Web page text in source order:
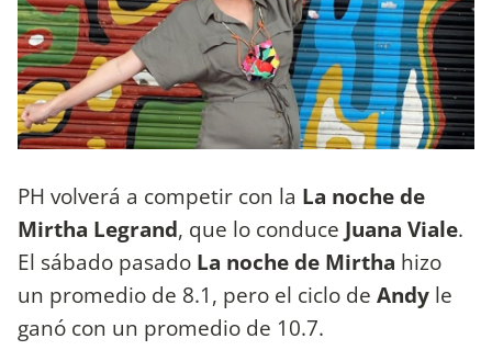
PH volverá a competir con la La noche de
Mirtha Legrand, que lo conduce Juana Viale.
El sábado pasado La noche de Mirtha hizo
un promedio de 8.1, pero el ciclo de Andy le
ganó con un promedio de 10.7.